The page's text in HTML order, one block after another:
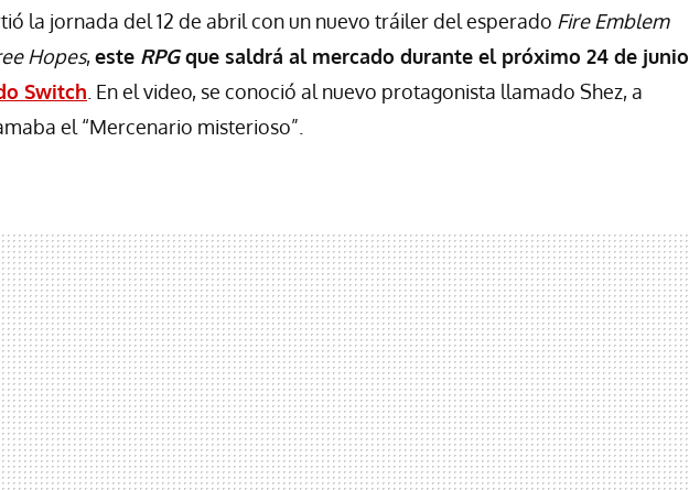
la jornada del 12 de abril con un nuevo tráiler del esperado Fire Emblem
Hopes,este RPGque saldrá al mercado durante el próximo 24 de junio
Switch . En el video, se conoció al nuevo protagonista llamado Shez, a
el “Mercenario misterioso”.